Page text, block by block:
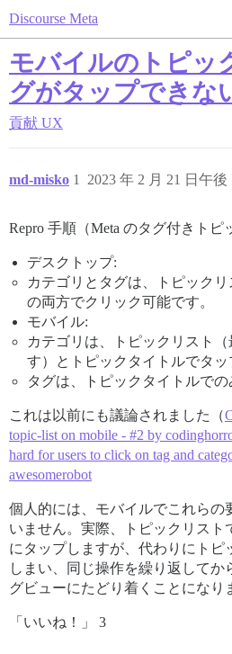
Discourse Meta
モバイルのトピッ
グがタップできな
貢献 UX
md-misko 2023 年 2 月 21 日午後
1
Repro 手順（Meta のタグ付きトピ
デスクトップ:
カテゴリとタグは、トピック
の両方でクリック可能です。
モバイル:
カテゴリは、トピックリスト
す）とトピックタイトルでタッ
タグは、トピックタイトルでの
これは以前にも議論されました（
topic-list on mobile - #2 by
hard for users to click on tag and
awesomerobot
個人的には、モバイルでこれらの
いません。実際、トピックリスト
にタップしますが、代わりにトピ
しまい、同じ操作を繰り返してか
グビューにたどり着くことになり
「いいね！」 3